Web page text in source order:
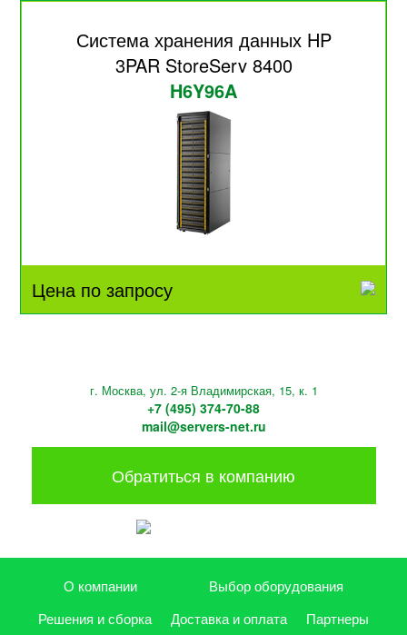
Система хранения данных HP
3PAR StoreServ 8400
H6Y96A
Цена по запросу
г. Москва, ул. 2-я Владимирская, 15, к. 1
+7 (495) 374-70-88
mail@servers-net.ru
Обратиться в компанию
О компании
Выбор оборудования
Решения и сборка
Доставка и оплата
Партнеры